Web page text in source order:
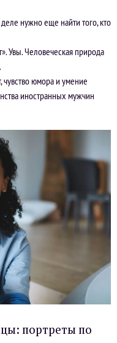
нужно еще найти того, кто
Увы. Человеческая природа
чувство юмора и умение
иностранных мужчин
портреты по